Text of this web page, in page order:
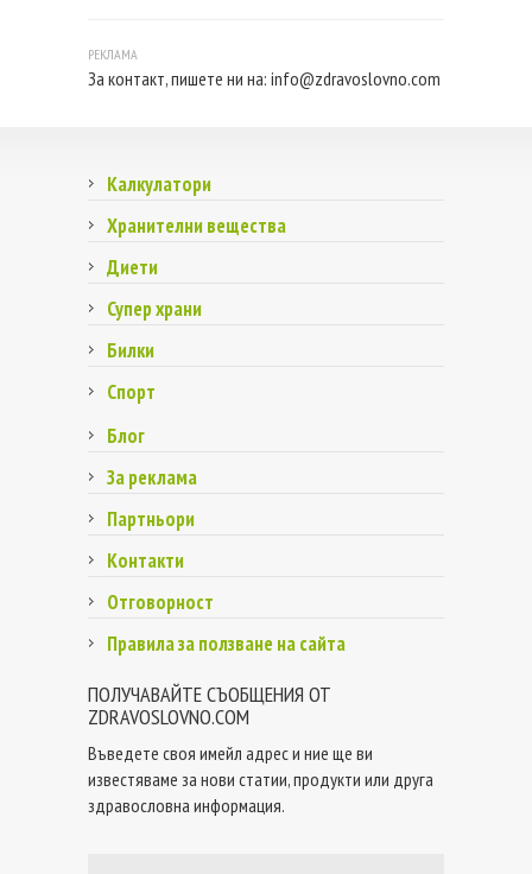
За контакт, пишете ни на: info@zdravoslovno.com
Калкулатори
Хранителни вещества
Диети
Супер храни
Билки
Спорт
Блог
За реклама
Партньори
Контакти
Отговорност
Правила за ползване на сайта
ПОЛУЧАВАЙТЕ СЪОБЩЕНИЯ ОТ
ZDRAVOSLOVNO.COM
Въведете своя имейл адрес и ние ще ви
известяваме за нови статии, продукти или друга
здравословна информация.